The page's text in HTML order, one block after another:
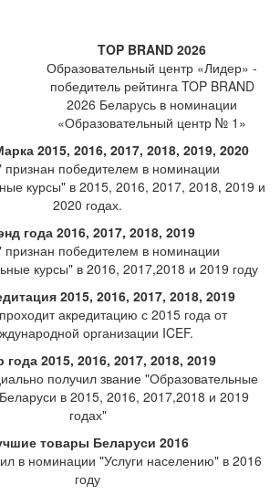
TOP BRAND 2026
Образовательный центр «Лидер» -
победитель рейтинга TOP BRAND
2026 Беларусь в номинации
«Образовательный центр № 1»
2015, 2016, 2017, 2018, 2019, 2020
признан победителем в номинации
курсы" в 2015, 2016, 2017, 2018, 2019 и
2020 годах.
года 2016, 2017, 2018, 2019
признан победителем в номинации
курсы" в 2016, 2017,2018 и 2019 году
2015, 2016, 2017, 2018, 2019
акредитацию с 2015 года от
организации ICEF.
2015, 2016, 2017, 2018, 2019
получил звание "Образовательные
в 2015, 2016, 2017,2018 и 2019
годах"
товары Беларуси 2016
в номинации "Услуги населению" в 2016
году